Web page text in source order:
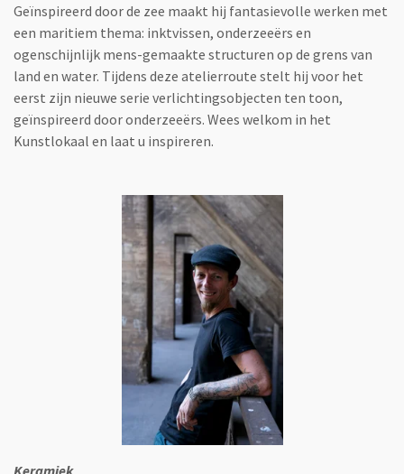
Geïnspireerd door de zee maakt hij fantasievolle werken met
een maritiem thema: inktvissen, onderzeeërs en
ogenschijnlijk mens-gemaakte structuren op de grens van
land en water. Tijdens deze atelierroute stelt hij voor het
eerst zijn nieuwe serie verlichtingsobjecten ten toon,
geïnspireerd door onderzeeërs. Wees welkom in het
Kunstlokaal en laat u inspireren.